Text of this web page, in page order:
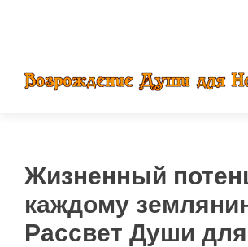
Жизненный
каждому
Рассвет Души для